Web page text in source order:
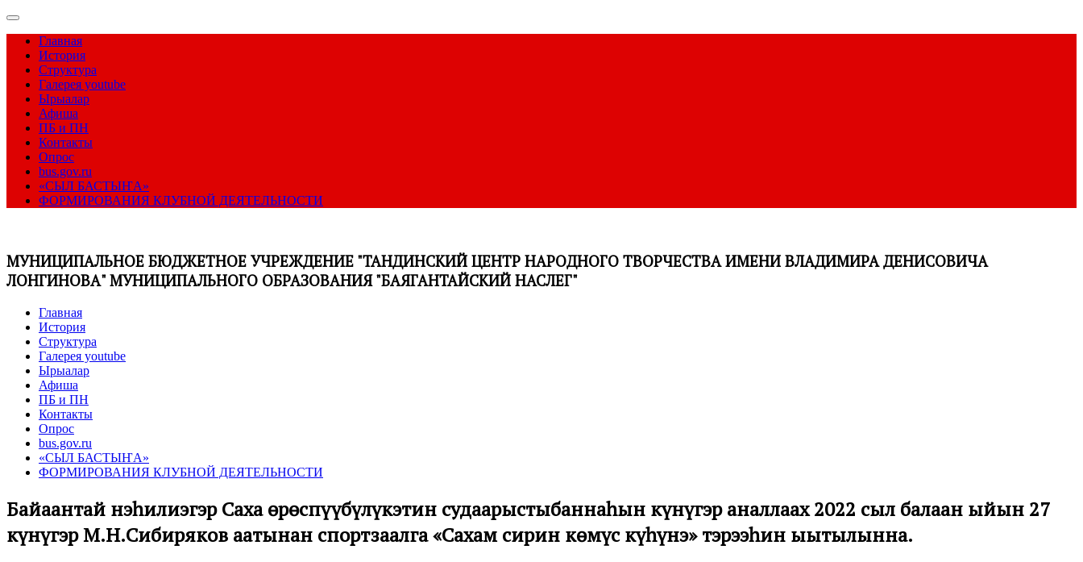
Главная
История
Структура
Галерея youtube
Ырыалар
Афиша
ПБ и ПН
Контакты
Опрос
bus.gov.ru
«СЫЛ БАСТЫҤА»
ФОРМИРОВАНИЯ КЛУБНОЙ ДЕЯТЕЛЬНОСТИ
МУНИЦИПАЛЬНОЕ БЮДЖЕТНОЕ УЧРЕЖДЕНИЕ "ТАНДИНСКИЙ ЦЕНТР НАРОДНОГО ТВОРЧЕСТВА ИМЕНИ ВЛАДИМИРА ДЕНИСОВИЧА
ЛОНГИНОВА" МУНИЦИПАЛЬНОГО ОБРАЗОВАНИЯ "БАЯГАНТАЙСКИЙ НАСЛЕГ"
Главная
История
Структура
Галерея youtube
Ырыалар
Афиша
ПБ и ПН
Контакты
Опрос
bus.gov.ru
«СЫЛ БАСТЫҤА»
ФОРМИРОВАНИЯ КЛУБНОЙ ДЕЯТЕЛЬНОСТИ
Байаҕантай нэһилиэгэр Саха өрөспүүбүлүкэтин судаарыстыбаннаһын күнүгэр аналлаах 2022 сыл балаҕан ыйын 27
күнүгэр М.Н.Сибиряков аатынан спортзаалга «Сахам сирин көмүс күһүнэ» тэрээһин ыытылынна.